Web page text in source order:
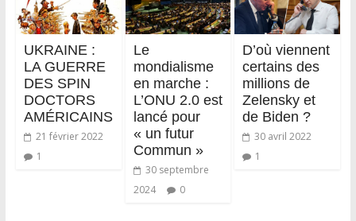
UKRAINE :
LA GUERRE
DES SPIN
DOCTORS
AMÉRICAINS
21 février 2022
1
Le
mondialisme
en marche :
L’ONU 2.0 est
lancé pour
« un futur
Commun »
30 septembre
2024
0
D’où viennent
certains des
millions de
Zelensky et
de Biden ?
30 avril 2022
1